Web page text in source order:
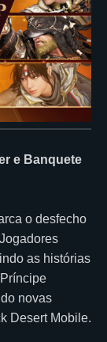
e Banquete
o desfecho
as histórias
novas
Desert Mobile.